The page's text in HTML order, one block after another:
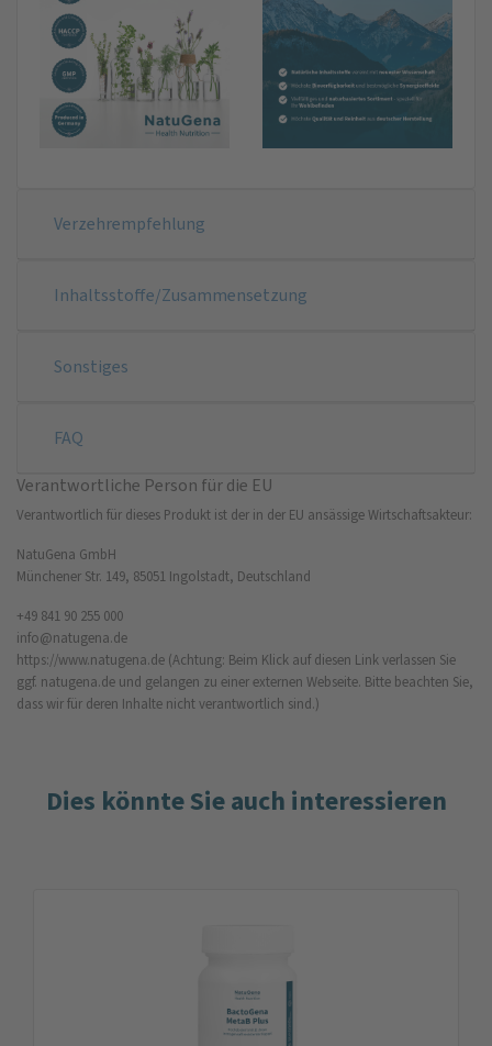
Verzehrempfehlung
Inhaltsstoffe/Zusammensetzung
Sonstiges
FAQ
Verantwortliche Person für die EU
Verantwortlich für dieses Produkt ist der in der EU ansässige Wirtschaftsakteur:
NatuGena GmbH
Münchener Str. 149, 85051 Ingolstadt, Deutschland
+49 841 90 255 000
info@natugena.de
https://www.natugena.de (Achtung: Beim Klick auf diesen Link verlassen Sie
ggf. natugena.de und gelangen zu einer externen Webseite. Bitte beachten Sie,
dass wir für deren Inhalte nicht verantwortlich sind.)
Dies könnte Sie auch interessieren